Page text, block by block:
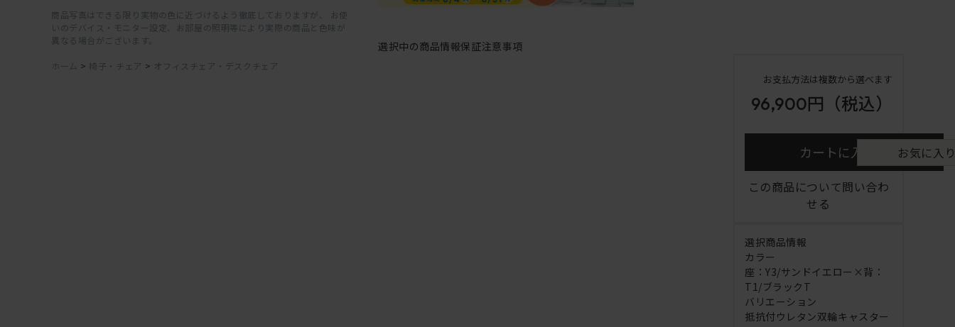
商品写真はできる限り実物の色に近づけるよう徹底しておりますが、 お使
いのデバイス・モニター設定、お部屋の照明等により実際の商品と色味が
異なる場合がございます。
ホーム > 椅子・チェア > オフィスチェア・デスクチェア
選択中の商品情報保証注意事項
お支払方法は複数から選べます
96,900円 （税込）
カートに入れる お気に入
この商品について問い合わ
せる
選択商品情報
カラー
座：Y3/サンドイエロー×背：
T1/ブラックT
バリエーション
抵抗付ウレタン双輪キャスター